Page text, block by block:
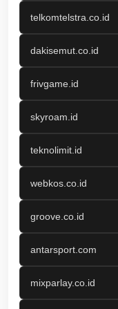
telkomtelstra.co.id
dakisemut.co.id
frivgame.id
skyroam.id
teknolimit.id
webkos.co.id
groove.co.id
antarsport.com
mixparlay.co.id